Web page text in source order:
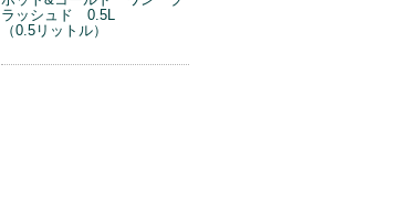
ラッシュド 0.5L
（0.5リットル）